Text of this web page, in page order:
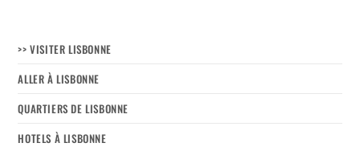
>> VISITER LISBONNE
ALLER À LISBONNE
QUARTIERS DE LISBONNE
HOTELS À LISBONNE